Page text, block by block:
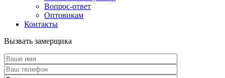
Вопрос-ответ
Оптовикам
Контакты
Вызвать замерщика